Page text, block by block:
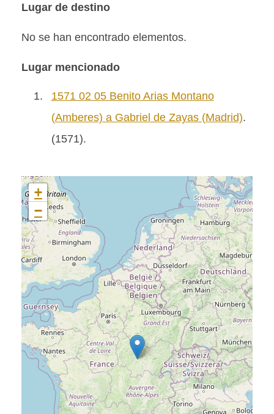
Lugar de destino
No se han encontrado elementos.
Lugar mencionado
1.
1571 02 05 Benito Arias Montano
(Amberes) a Gabriel de Zayas (Madrid).
(1571).
+
−